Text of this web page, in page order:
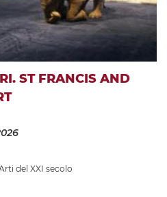
ST FRANCIS AND
del XXI secolo